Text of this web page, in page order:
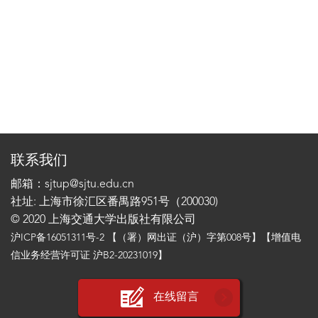
联系我们
邮箱：sjtup@sjtu.edu.cn
社址: 上海市徐汇区番禺路951号（200030)
© 2020 上海交通大学出版社有限公司
沪ICP备16051311号-2 【（署）网出证（沪）字第008号】【增值电
信业务经营许可证 沪B2-20231019】
在线留言